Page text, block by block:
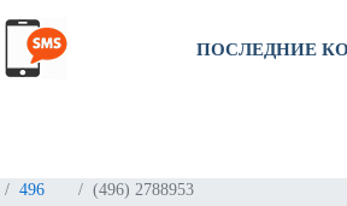
ПОСЛЕДНИЕ
496 (496) 2788953